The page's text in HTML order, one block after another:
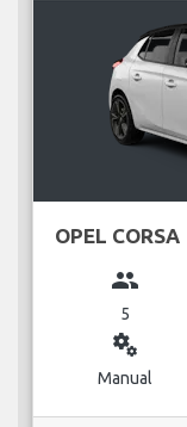
OPEL CORSA
group
5
miscellaneous_services
Manual